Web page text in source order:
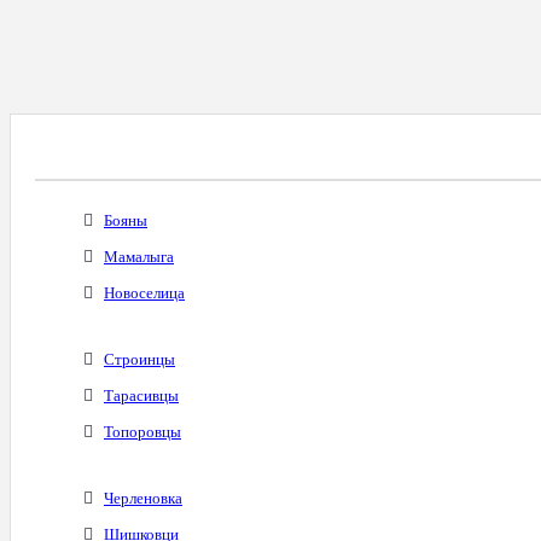
Бояны
Мамалыга
Новоселица
Строинцы
Тарасивцы
Топоровцы
Черленовка
Шишковци